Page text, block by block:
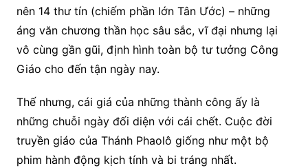
nên 14 thư tín (chiếm phần lớn Tân Ước) – những
áng văn chương thần học sâu sắc, vĩ đại nhưng lại
vô cùng gần gũi, định hình toàn bộ tư tưởng Công
Giáo cho đến tận ngày nay.
Thế nhưng, cái giá của những thành công ấy là
những chuỗi ngày đối diện với cái chết. Cuộc đời
truyền giáo của Thánh Phaolô giống như một bộ
phim hành động kịch tính và bi tráng nhất.